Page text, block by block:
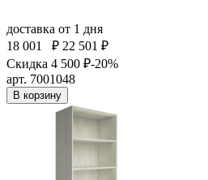
доставка от 1 дня
18 001
₽ 22 501 ₽
Скидка 4 500 ₽-20%
арт. 7001048
В корзину